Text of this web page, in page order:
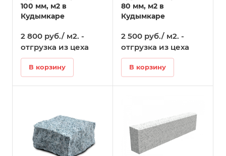
100 мм, м2 в
Кудымкаре
2 800 руб./ м2. -
отгрузка из цеха
В корзину
80 мм, м2 в
Кудымкаре
2 500 руб./ м2. -
отгрузка из цеха
В корзину